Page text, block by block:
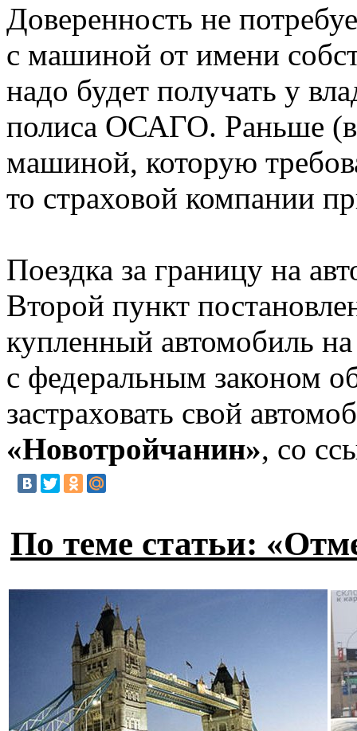
Доверенность не
с машиной от имени
надо будет получать у
полиса ОСАГО. Раньше
машиной, которую
то страховой компании
Поездка за границу на
Второй пункт
купленный автомобиль
с федеральным законом
застраховать свой
«Новотройчанин», со
По теме статьи: